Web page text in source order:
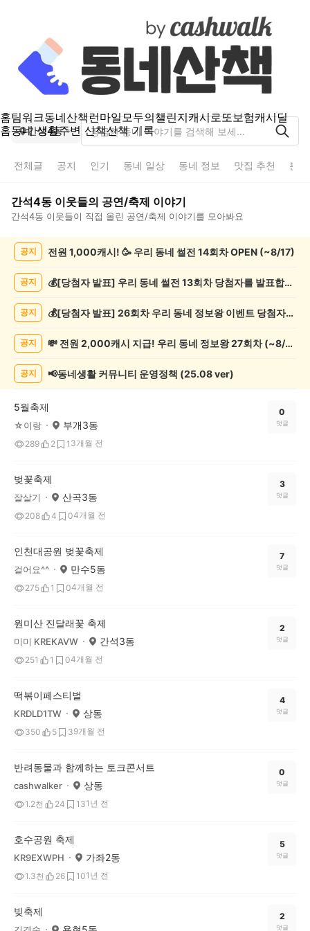
홈팀워크동네산책런마일모두의챌린지캐시로또보험캐시딜
홈동네 생활주변 산책산책 기록
간석4동
전체글 공지 인기 동네 일상 동네 정보 맛집 추천 분
간석4동 이웃들의 공연/축제 이야기
간석4동 이웃들이 직접 올린 공연/축제 이야기를 모아봐요
연/
목
공지 전원 1,000캐시! 🥳 우리 동네 썰전 14회차 OPEN (~8/17)
공지 💰[당첨자 발표] 우리 동네 썰전 13회차 당첨자를 발표합니다!
공지 💰[당첨자 발표] 26회차 우리 동네 정보왕 이벤트 당첨자를 발표합니다!
공지 💸 전원 2,000캐시 지급! 우리 동네 정보왕 27회차 (~8/10)
공지 📢동네생활 커뮤니티 운영정책 (25.08 ver)
5월축제
☆이랑 부개3동
289 2 1 3개월 전
0
댓글
벚꽃축제
잘살기 산곡3동
208 4 04개월 전
3
댓글
인천대공원 벚꽃축제
걸어요^^ 만수5동
275 1 04개월 전
7
댓글
원미산 진달래꽃 축제
미미 KREKAVW 간석3동
251 1 04개월 전
2
댓글
떡볶이페스티벌
KRDLD1TW 상동
350 5 39개월 전
4
댓글
반려동물과 함께하는 토크콘서트
cashwalker 상동
1.2천 24 131년 전
0
댓글
호수공원 축제
KR9EXWPH 가좌2동
1.3천 26 101년 전
5
댓글
빚축제 2
댓글